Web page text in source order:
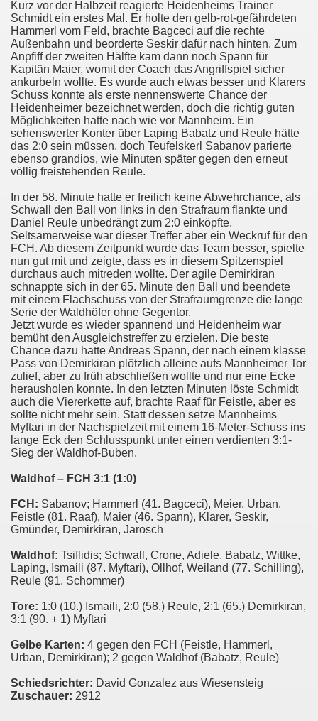
Kurz vor der Halbzeit reagierte Heidenheims Trainer
Schmidt ein erstes Mal. Er holte den gelb-rot-gefährdeten
Hammerl vom Feld, brachte Bagceci auf die rechte
Außenbahn und beorderte Seskir dafür nach hinten. Zum
Anpfiff der zweiten Hälfte kam dann noch Spann für
Kapitän Maier, womit der Coach das Angriffspiel sicher
ankurbeln wollte. Es wurde auch etwas besser und Klarers
Schuss konnte als erste nennenswerte Chance der
Heidenheimer bezeichnet werden, doch die richtig guten
Möglichkeiten hatte nach wie vor Mannheim. Ein
sehenswerter Konter über Laping Babatz und Reule hätte
das 2:0 sein müssen, doch Teufelskerl Sabanov parierte
ebenso grandios, wie Minuten später gegen den erneut
völlig freistehenden Reule.
In der 58. Minute hatte er freilich keine Abwehrchance, als
Schwall den Ball von links in den Strafraum flankte und
Daniel Reule unbedrängt zum 2:0 einköpfte.
Seltsamerweise war dieser Treffer aber ein Weckruf für den
FCH. Ab diesem Zeitpunkt wurde das Team besser, spielte
nun gut mit und zeigte, dass es in diesem Spitzenspiel
durchaus auch mitreden wollte. Der agile Demirkiran
schnappte sich in der 65. Minute den Ball und beendete
mit einem Flachschuss von der Strafraumgrenze die lange
Serie der Waldhöfer ohne Gegentor.
Jetzt wurde es wieder spannend und Heidenheim war
bemüht den Ausgleichstreffer zu erzielen. Die beste
Chance dazu hatte Andreas Spann, der nach einem klasse
Pass von Demirkiran plötzlich alleine aufs Mannheimer Tor
zulief, aber zu früh abschließen wollte und nur eine Ecke
herausholen konnte. In den letzten Minuten löste Schmidt
auch die Viererkette auf, brachte Raaf für Feistle, aber es
sollte nicht mehr sein. Statt dessen setze Mannheims
Myftari in der Nachspielzeit mit einem 16-Meter-Schuss ins
lange Eck den Schlusspunkt unter einen verdienten 3:1-
Sieg der Waldhof-Buben.
Waldhof – FCH 3:1 (1:0)
FCH: Sabanov; Hammerl (41. Bagceci), Meier, Urban,
Feistle (81. Raaf), Maier (46. Spann), Klarer, Seskir,
Gmünder, Demirkiran, Jarosch
Waldhof: Tsiflidis; Schwall, Crone, Adiele, Babatz, Wittke,
Laping, Ismaili (87. Myftari), Ollhof, Weiland (77. Schilling),
Reule (91. Schommer)
Tore: 1:0 (10.) Ismaili, 2:0 (58.) Reule, 2:1 (65.) Demirkiran,
3:1 (90. + 1) Myftari
Gelbe Karten: 4 gegen den FCH (Feistle, Hammerl,
Urban, Demirkiran); 2 gegen Waldhof (Babatz, Reule)
Schiedsrichter: David Gonzalez aus Wiesensteig
Zuschauer: 2912
1:3 (1:2)
den Stgt. Kickers II
mit 4:1 (1:1)
zur Winterpause
Gmünd
II 1:3 FCH
im Spitzenderby mit 1:4
SV Linx
II
gegen Biberach
verkauft
Klasse stärker"